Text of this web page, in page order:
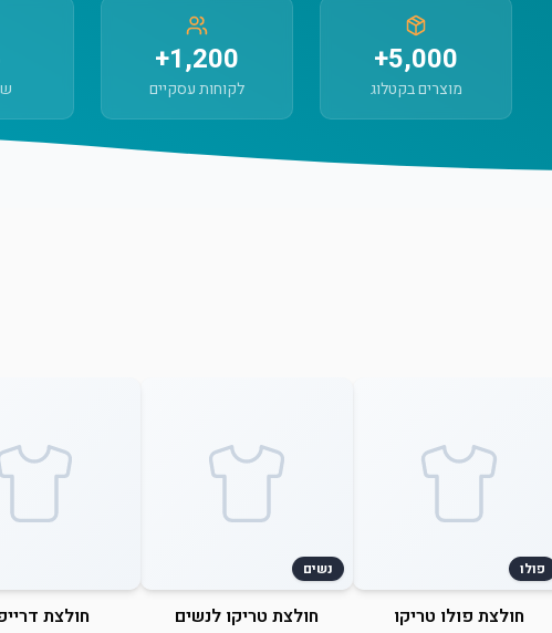
5,000+
מוצרים בקטלוג
1,200+
לקוחות עסקיים
פולו
חולצת פולו טריקו
נשים
חולצת טריקו לנשים חולצת